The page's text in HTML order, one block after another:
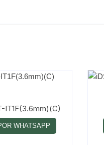
IT1F(3.6mm)(C)
WHATSAPP